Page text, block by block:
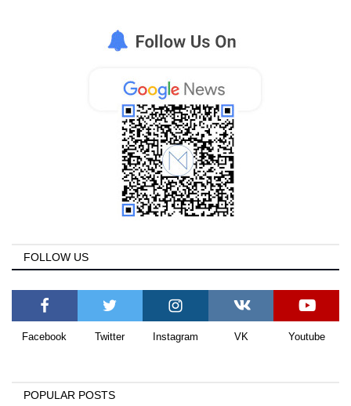
FOLLOW US
Facebook Twitter Instagram VK Youtube
POPULAR POSTS